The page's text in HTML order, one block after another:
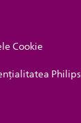
Cookie
Philips